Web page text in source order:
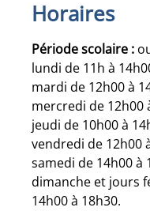
Horaires
Période scolaire :
lundi de 11h à
mardi de 12h00 à
mercredi de 12h00
jeudi de 10h00 à
vendredi de 12h00
samedi de 14h00 à
dimanche et jours
14h00 à 18h30.